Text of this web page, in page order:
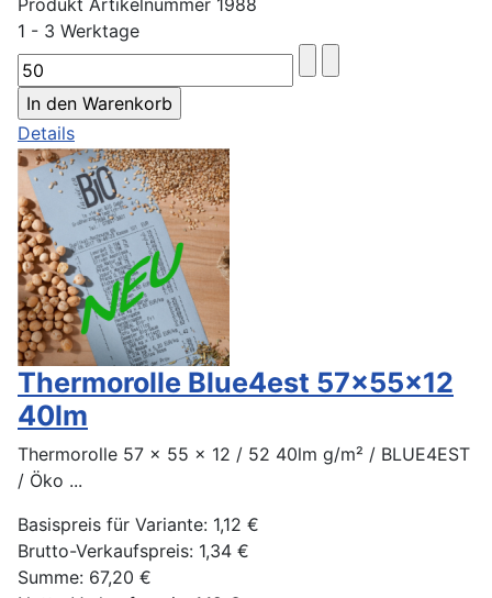
1 - 3 Werktage
Details
Thermorolle Blue4est 57x55x12
40lm
Thermorolle 57 x 55 x 12 / 52 40lm g/m² / BLUE4EST
/ Öko ...
Basispreis für Variante: 1,12 €
Brutto-Verkaufspreis: 1,34 €
Summe: 67,20 €